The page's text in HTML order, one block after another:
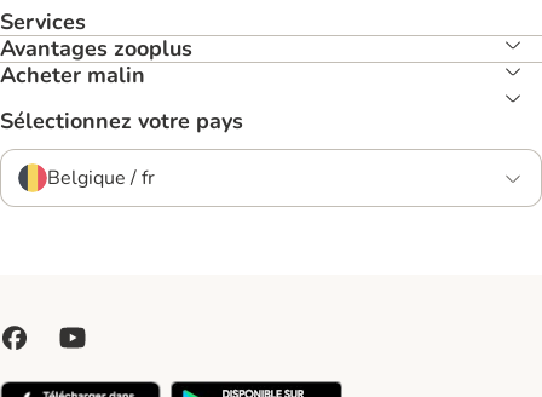
Services
Avantages zooplus
Acheter malin
Sélectionnez votre pays
Belgique / fr